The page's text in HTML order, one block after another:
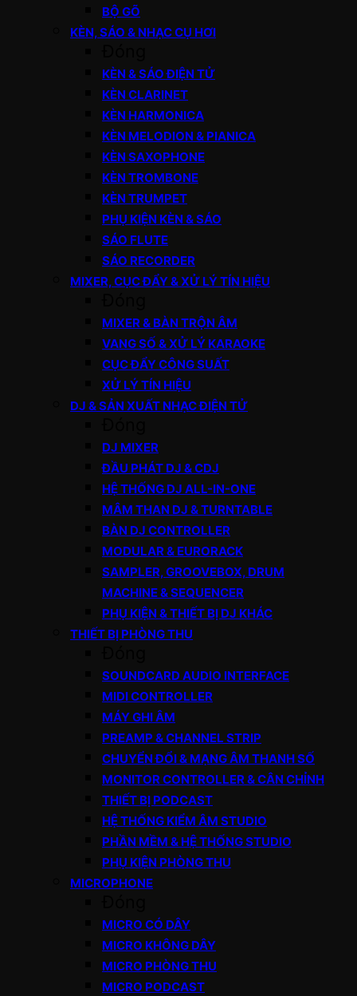
BỘ GÕ
KÈN, SÁO & NHẠC CỤ HƠI
KÈN & SÁO ĐIỆN TỬ
KÈN CLARINET
KÈN HARMONICA
KÈN MELODION & PIANICA
KÈN SAXOPHONE
KÈN TROMBONE
KÈN TRUMPET
PHỤ KIỆN KÈN & SÁO
SÁO FLUTE
SÁO RECORDER
MIXER, CỤC ĐẨY & XỬ LÝ TÍN HIỆU
MIXER & BÀN TRỘN ÂM
VANG SỐ & XỬ LÝ KARAOKE
CỤC ĐẨY CÔNG SUẤT
XỬ LÝ TÍN HIỆU
DJ & SẢN XUẤT NHẠC ĐIỆN TỬ
DJ MIXER
ĐẦU PHÁT DJ & CDJ
HỆ THỐNG DJ ALL-IN-ONE
MÂM THAN DJ & TURNTABLE
BÀN DJ CONTROLLER
MODULAR & EURORACK
SAMPLER, GROOVEBOX, DRUM
MACHINE & SEQUENCER
PHỤ KIỆN & THIẾT BỊ DJ KHÁC
THIẾT BỊ PHÒNG THU
SOUNDCARD AUDIO INTERFACE
MIDI CONTROLLER
MÁY GHI ÂM
PREAMP & CHANNEL STRIP
CHUYỂN ĐỔI & MẠNG ÂM THANH SỐ
MONITOR CONTROLLER & CÂN CHỈNH
THIẾT BỊ PODCAST
HỆ THỐNG KIỂM ÂM STUDIO
PHẦN MỀM & HỆ THỐNG STUDIO
PHỤ KIỆN PHÒNG THU
MICROPHONE
MICRO CÓ DÂY
MICRO KHÔNG DÂY
MICRO PHÒNG THU
MICRO PODCAST